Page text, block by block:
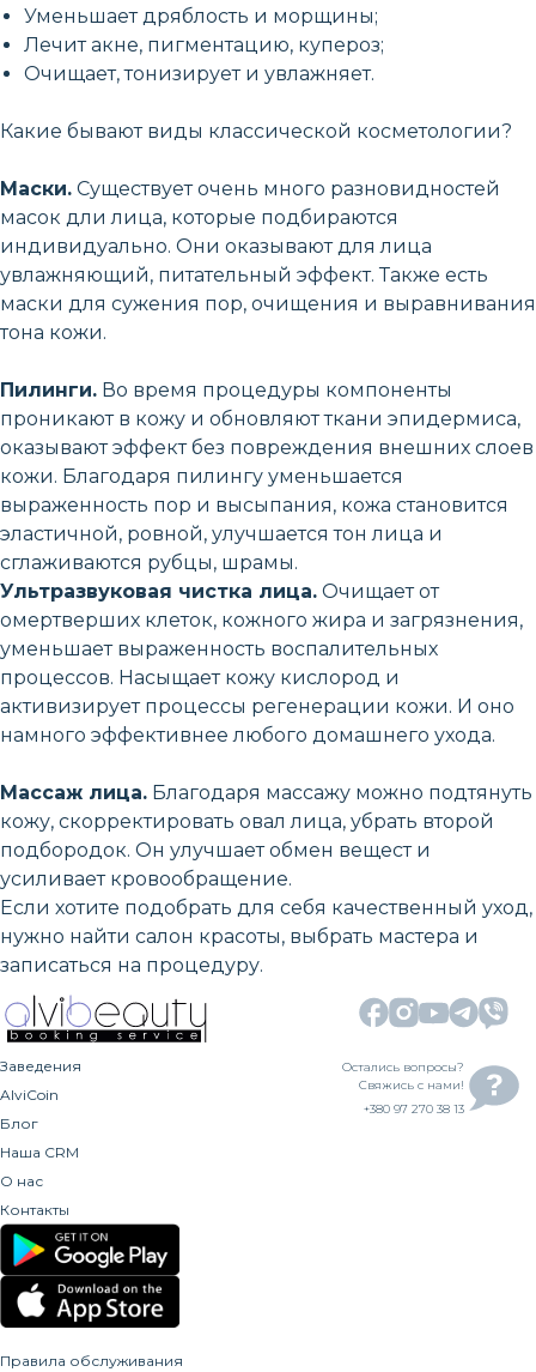
Уменьшает дряблость и морщины;
Лечит акне, пигментацию, купероз;
Очищает, тонизирует и увлажняет.
Какие бывают виды классической косметологии?
Маски. Существует очень много разновидностей
масок дли лица, которые подбираются
индивидуально. Они оказывают для лица
увлажняющий, питательный эффект. Также есть
маски для сужения пор, очищения и выравнивания
тона кожи.
Пилинги. Во время процедуры компоненты
проникают в кожу и обновляют ткани эпидермиса,
оказывают эффект без повреждения внешних слоев
кожи. Благодаря пилингу уменьшается
выраженность пор и высыпания, кожа становится
эластичной, ровной, улучшается тон лица и
сглаживаются рубцы, шрамы.
Ультразвуковая чистка лица. Очищает от
омертверших клеток, кожного жира и загрязнения,
уменьшает выраженность воспалительных
процессов. Насыщает кожу кислород и
активизирует процессы регенерации кожи. И оно
намного эффективнее любого домашнего ухода.
Массаж лица. Благодаря массажу можно подтянуть
кожу, скорректировать овал лица, убрать второй
подбородок. Он улучшает обмен вещест и
усиливает кровообращение.
Если хотите подобрать для себя качественный уход,
нужно найти салон красоты, выбрать мастера и
записаться на процедуру.
Заведения
AlviCoin
Блог
Наша CRM
О нас
Контакты
Остались вопросы?
Свяжись с нами!
+380 97 270 38 13
Правила обслуживания